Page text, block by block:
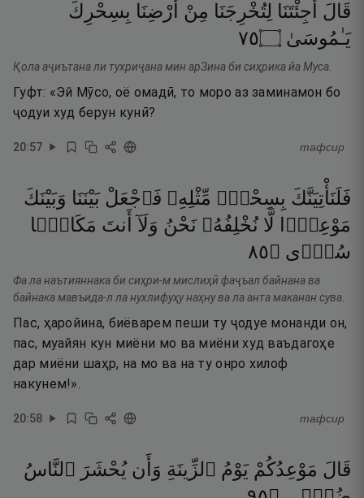
قَالَ أَجِئْتَنَا لِتُخْرِجَنَا مِنْ أَرْضِنَا بِسِحْرِكَ
يَـٰمُوسَىٰ ۝٥٧
Қола аҷиътана ли тухриҷана мин арЗина би сиҳрика йа Муса.
Гуфт: «Эй Мӯсо, оё омадӣ, то моро аз заминамон бо
ҷодуи худ берун кунӣ?
20:57 тафсир
فَلَنَأْتِيَنَّكَ بِسِحْرٍۢ مِّثْلِهِۦ فَٱجْعَلْ بَيْنَنَا وَبَيْنَكَ
مَوْعِدًۭا
لَّا نُخْلِفُهُۥ نَحْنُ وَلَآ أَنتَ مَكَانًۭا
سُوًۭى ۝٥٨
Фа ла наътияннака би сиҳри-м мислиҳӣ фаҷъал байнана ва
байнака мавъида-л ла нухлифуҳу наҳну ва ла анта маканан сува.
Пас, ҳаройина, биёварем пеши ту ҷодуе монанди он,
пас, муайян кун миёни мо ва миёни худ ваъдагоҳе
дар миёни шаҳр, на мо ва на ту онро хилоф
накунем!».
20:58 тафсир
قَالَ مَوْعِدُكُمْ يَوْمُ ٱلزِّينَةِ وَأَن يُحْشَرَ ٱلنَّاسُ